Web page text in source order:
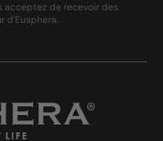
acceptez de recevoir des
d'Eusphera.